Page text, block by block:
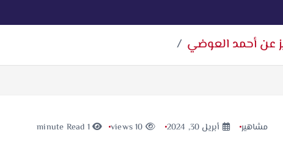
عن أحمد العوضي
مشاهير أبريل 30, 2024 1 minute Read